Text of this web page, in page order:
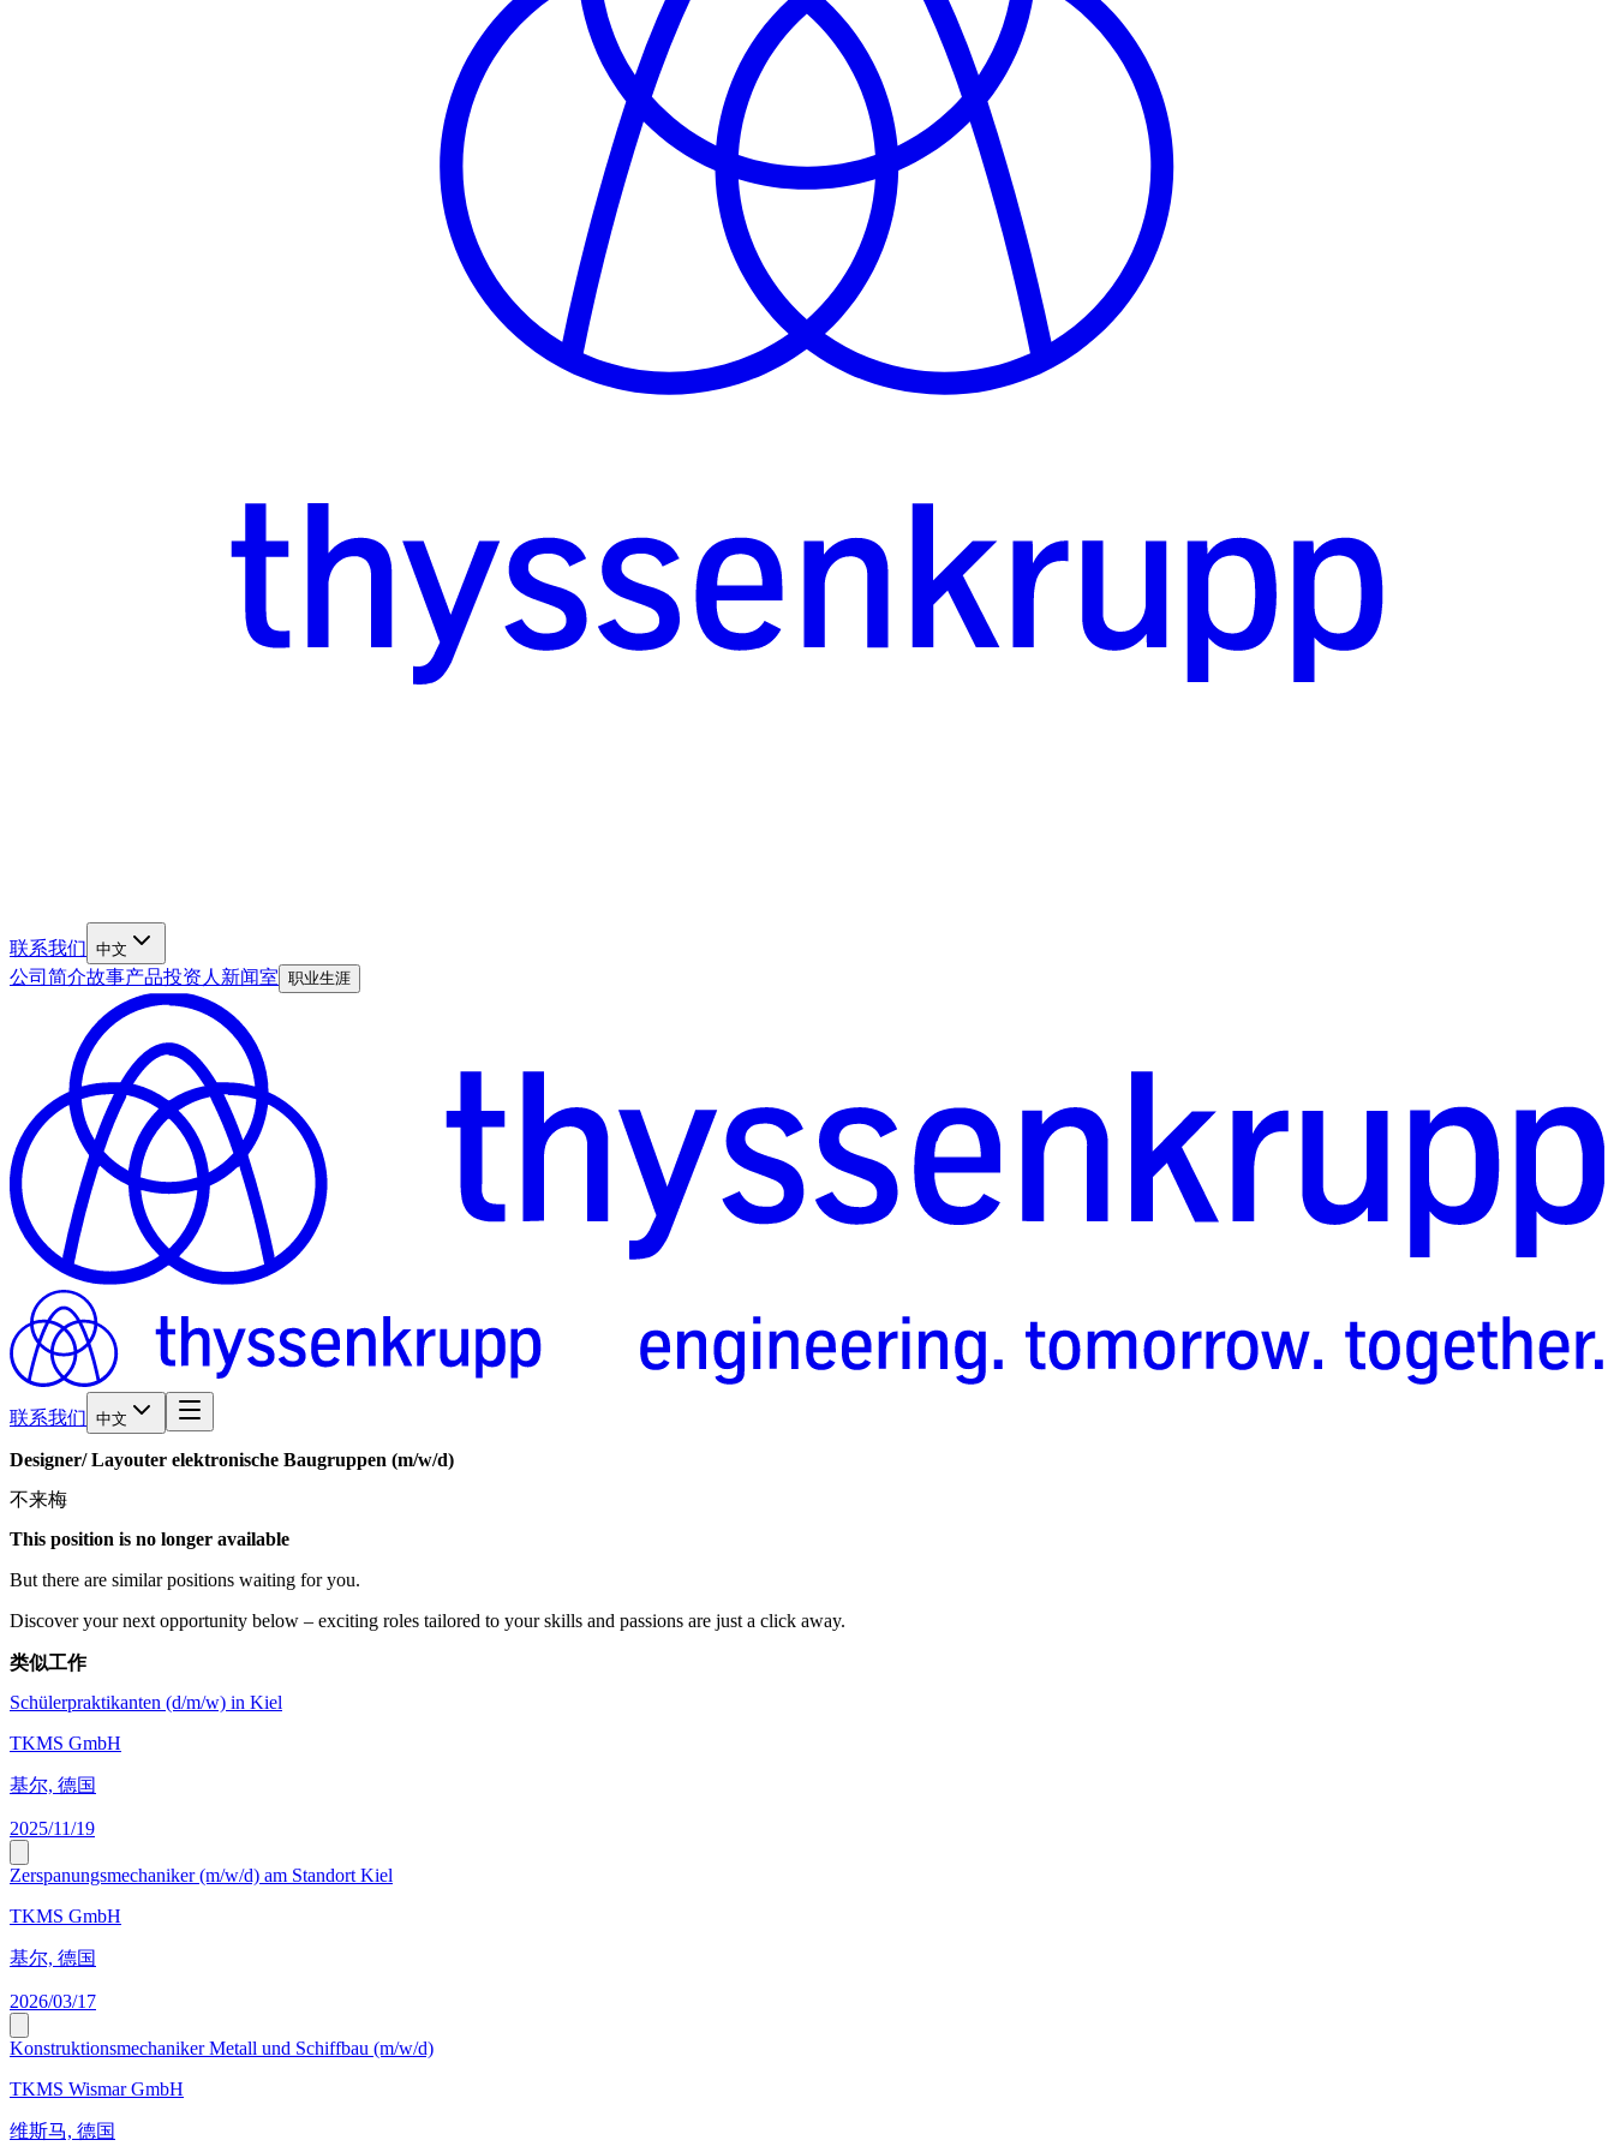
联系我们 中文
公司简介故事产品投资人新闻室 职业生涯
联系我们 中文
Designer/​ Layouter elektronische Baugruppen (m/w/d)
不来梅
This position is no longer available
But there are similar positions waiting for you.
Discover your next opportunity below – exciting roles tailored to your skills and passions are just a click away.
类似工作
Schülerpraktikanten (d/m/w) in Kiel
TKMS GmbH
基尔, 德国
2025/11/19
Zerspanungsmechaniker (m/w/d) am Standort Kiel
TKMS GmbH
基尔, 德国
2026/03/17
Konstruktionsmechaniker Metall und Schiffbau (m/w/d)
TKMS Wismar GmbH
维斯马, 德国